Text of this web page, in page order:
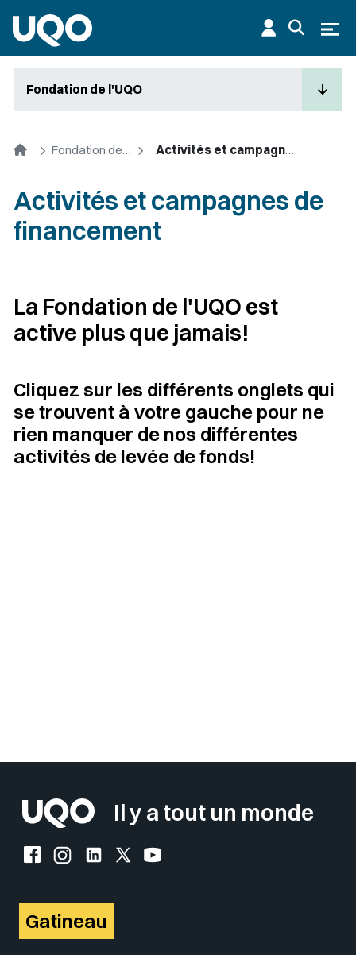
Fondation de l'UQO
Accueil Fondation de l'UQO Activités et campagnes de financement
Activités et campagnes de
financement
La Fondation de l'UQO est
active plus que jamais!
Cliquez sur les différents onglets qui
se trouvent à votre gauche pour ne
rien manquer de nos différentes
activités de levée de fonds!
Il y a tout un monde
Facebook de l'UQO
Instagram de l'UQO
LinkedIn de l'UQO
X (Twitter) de l'UQO
YouTube de l'UQO
Gatineau